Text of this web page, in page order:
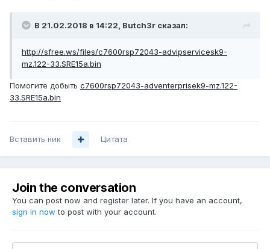
В 21.02.2018 в 14:22, Butch3r сказал:
http://sfree.ws/files/c7600rsp72043-advipservicesk9-
mz.122-33.SRE15a.bin
Помогите добыть c7600rsp72043-adventerprisek9-mz.122-
33.SRE15a.bin
Вставить ник Цитата
Join the conversation
You can post now and register later. If you have an account,
sign in now to post with your account.